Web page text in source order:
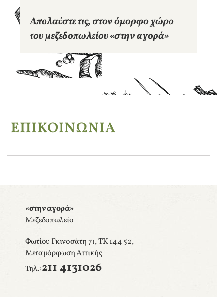
Απολαύστε τις, στον όμορφο χώρο
του μεζεδοπωλείου «στην αγορά»
ΕΠΙΚΟΙΝΩΝΙΑ
«στην αγορά»
Μεζεδοπωλείο
Φωτίου Γκινοσάτη 71, ΤΚ 144 52,
Μεταμόρφωση Αττικής
Τηλ.:211 4131026